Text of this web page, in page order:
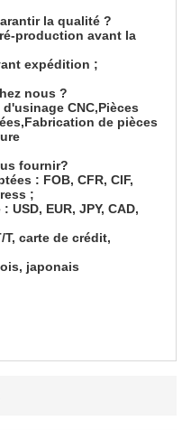
la qualité ?
production avant la
expédition ;
nous ?
CNC,Pièces
de pièces
fournir?
: FOB, CFR, CIF,
;
EUR, JPY, CAD,
carte de crédit,
japonais